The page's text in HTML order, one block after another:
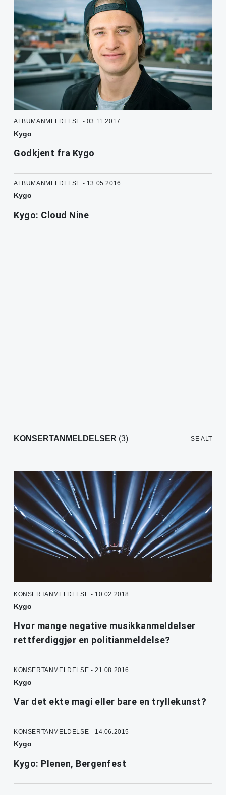
ALBUMANMELDELSE - 03.11.2017
Kygo
Godkjent fra Kygo
ALBUMANMELDELSE - 13.05.2016
Kygo
Kygo: Cloud Nine
KONSERTANMELDELSER (3) SE ALT
KONSERTANMELDELSE - 10.02.2018
Kygo
Hvor mange negative musikkanmeldelser
rettferdiggjør en politianmeldelse?
KONSERTANMELDELSE - 21.08.2016
Kygo
Var det ekte magi eller bare en tryllekunst?
KONSERTANMELDELSE - 14.06.2015
Kygo
Kygo: Plenen, Bergenfest